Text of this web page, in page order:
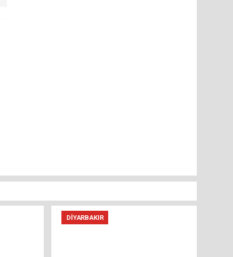
DIYARBAKIR